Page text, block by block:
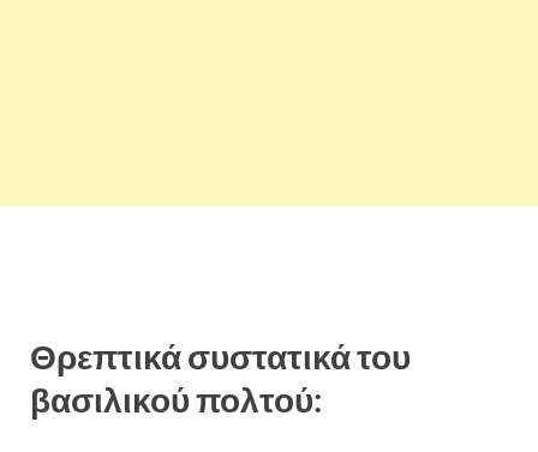
Θρεπτικά συστατικά του
βασιλικού πολτού: